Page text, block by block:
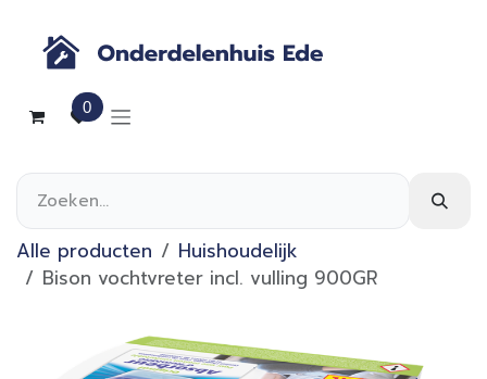
0
Alle producten
Huishoudelijk
Bison vochtvreter incl. vulling 900GR